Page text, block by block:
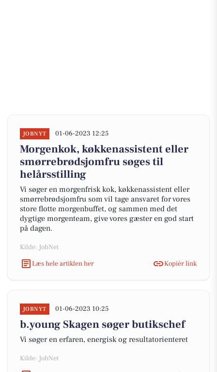
JOBNYT 01-06-2023 12:25
Morgenkok, køkkenassistent eller
smørrebrødsjomfru søges til
helårsstilling
Vi søger en morgenfrisk kok, køkkenassistent eller
smørrebrødsjomfru som vil tage ansvaret for vores
store flotte morgenbuffet, og sammen med det
dygtige morgenteam, give vores gæster en god start
på dagen.
Kilde: JobNet
Læs hele artiklen her
Kopiér link
JOBNYT 01-06-2023 10:25
b.young Skagen søger butikschef
Vi søger en erfaren, energisk og resultatorienteret
Kilde: JobNet